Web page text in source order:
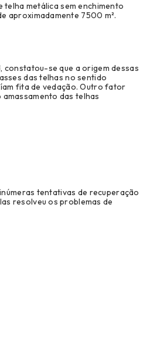
metálica sem enchimento
aproximadamente 7500 m².
constatou-se que a origem dessas
das telhas no sentido
fita de vedação. Outro fator
das telhas
tentativas de recuperação
resolveu os problemas de